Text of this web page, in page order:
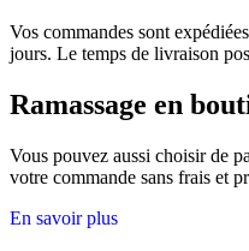
Vos commandes sont
jours. Le temps de livraison
Ramassage en
Vous pouvez aussi choisir de
votre commande sans frais et
En savoir plus